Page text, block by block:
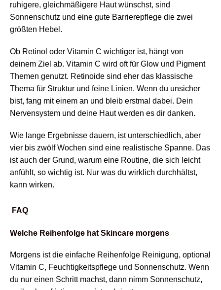
ruhigere, gleichmäßigere Haut wünschst, sind
Sonnenschutz und eine gute Barrierepflege die zwei
größten Hebel.
Ob Retinol oder Vitamin C wichtiger ist, hängt von
deinem Ziel ab. Vitamin C wird oft für Glow und Pigment
Themen genutzt. Retinoide sind eher das klassische
Thema für Struktur und feine Linien. Wenn du unsicher
bist, fang mit einem an und bleib erstmal dabei. Dein
Nervensystem und deine Haut werden es dir danken.
Wie lange Ergebnisse dauern, ist unterschiedlich, aber
vier bis zwölf Wochen sind eine realistische Spanne. Das
ist auch der Grund, warum eine Routine, die sich leicht
anfühlt, so wichtig ist. Nur was du wirklich durchhältst,
kann wirken.
FAQ
Welche Reihenfolge hat Skincare morgens
Morgens ist die einfache Reihenfolge Reinigung, optional
Vitamin C, Feuchtigkeitspflege und Sonnenschutz. Wenn
du nur einen Schritt machst, dann nimm Sonnenschutz,